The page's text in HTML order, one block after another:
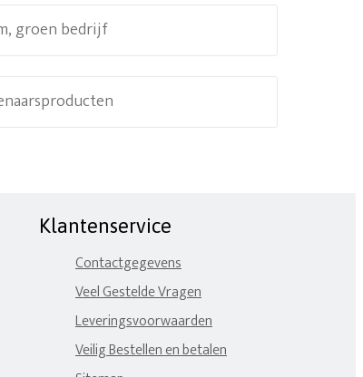
groen bedrijf
Klantenservice
Contactgegevens
Veel Gestelde Vragen
Leveringsvoorwaarden
Veilig Bestellen en betalen